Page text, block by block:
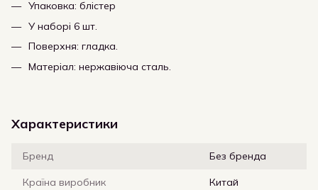
Упаковка: блістер
У наборі 6 шт.
Поверхня: гладка.
Матеріал: нержавіюча сталь.
Характеристики
Бренд Без бренда
Країна виробник Китай